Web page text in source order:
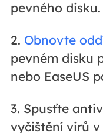
pevného disku.
2. Obnovte
pevném disku
nebo EaseUS
3. Spusťte
vyčištění virů